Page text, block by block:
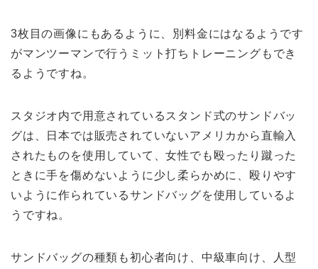
3枚目の画像にもあるように、別料金にはなるようです
がマンツーマンで行うミット打ちトレーニングもでき
るようですね。
スタジオ内で用意されているスタンド式のサンドバッ
グは、日本では販売されていないアメリカから直輸入
されたものを使用していて、女性でも殴ったり蹴った
ときに手を傷めないように少し柔らかめに、殴りやす
いように作られているサンドバッグを使用しているよ
うですね。
サンドバッグの種類も初心者向け、中級車向け、人型